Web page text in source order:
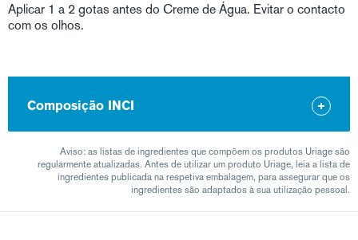
Aplicar 1 a 2 gotas antes do Creme de Água. Evitar o contacto
com os olhos.
Composição INCI
Aviso: as listas de ingredientes que compõem os produtos Uriage são
regularmente atualizadas. Antes de utilizar um produto Uriage, leia a lista de
ingredientes publicada na respetiva embalagem, para assegurar que os
ingredientes são adaptados à sua utilização pessoal.